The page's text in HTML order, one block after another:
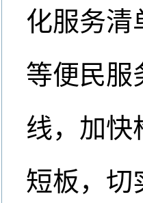
化服务清
等便民服
线，加快
短板，切